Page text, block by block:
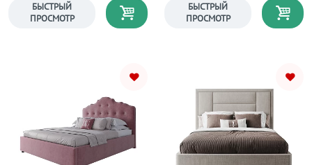
БЫСТРЫЙ
ПРОСМОТР
БЫСТРЫЙ
ПРОСМОТР